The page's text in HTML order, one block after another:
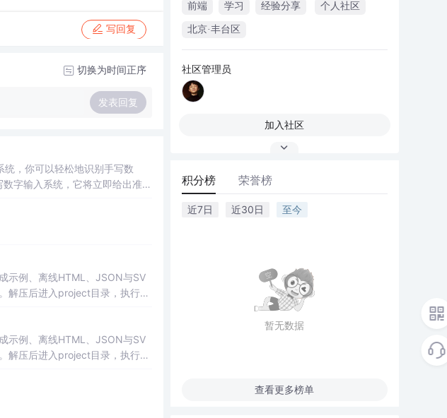
写回复
切换为时间正序
发表回复
，你可以轻松地识别手写数
字输入系统，它将立即给出准确
示例、离线HTML、JSON与SV
解压后进入project目录，执行np
实践。
示例、离线HTML、JSON与SV
解压后进入project目录，执行np
实践。
前端 学习 经验分享 个人社区
北京·丰台区
社区管理员
加入社区
积分榜 荣誉榜
近7日 近30日 至今
暂无数据
查看更多榜单